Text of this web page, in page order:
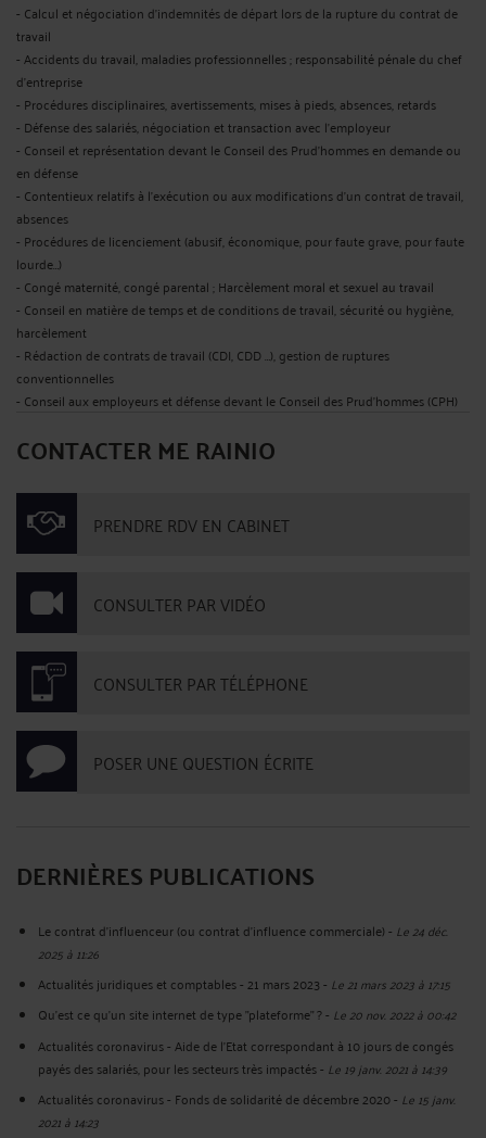
- Calcul et négociation d’indemnités de départ lors de la rupture du contrat de
travail
- Accidents du travail, maladies professionnelles ; responsabilité pénale du chef
d’entreprise
- Procédures disciplinaires, avertissements, mises à pieds, absences, retards
- Défense des salariés, négociation et transaction avec l'employeur
- Conseil et représentation devant le Conseil des Prud'hommes en demande ou
en défense
- Contentieux relatifs à l’exécution ou aux modifications d’un contrat de travail,
absences
- Procédures de licenciement (abusif, économique, pour faute grave, pour faute
lourde…)
- Congé maternité, congé parental ; Harcèlement moral et sexuel au travail
- Conseil en matière de temps et de conditions de travail, sécurité ou hygiène,
harcèlement
- Rédaction de contrats de travail (CDI, CDD …), gestion de ruptures
conventionnelles
- Conseil aux employeurs et défense devant le Conseil des Prud'hommes (CPH)
CONTACTER ME RAINIO
PRENDRE RDV EN CABINET
CONSULTER PAR VIDÉO
CONSULTER PAR TÉLÉPHONE
POSER UNE QUESTION ÉCRITE
DERNIÈRES PUBLICATIONS
Le contrat d'influenceur (ou contrat d'influence commerciale)- Le 24 déc.
2025 à 11:26
Actualités juridiques et comptables - 21 mars 2023- Le 21 mars 2023 à 17:15
Qu'est ce qu'un site internet de type "plateforme" ?- Le 20 nov. 2022 à 00:42
Actualités coronavirus - Aide de l'Etat correspondant à 10 jours de congés
payés des salariés, pour les secteurs très impactés- Le 19 janv. 2021 à 14:39
Actualités coronavirus - Fonds de solidarité de décembre 2020- Le 15 janv.
2021 à 14:23